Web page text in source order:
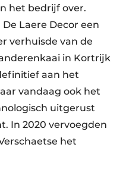
het bedrijf over.
Laere Decor een
verhuisde van de
in Kortrijk
aan het
vandaag ook het
uitgerust
In 2020 vervoegden
het